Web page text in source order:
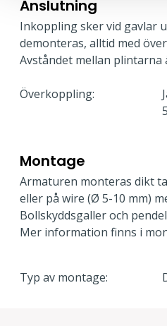
Anslutning
Inkoppling sker vid gavlar
demonteras, alltid med
Avståndet mellan plintarna
Överkoppling:
Montage
Armaturen monteras dikt
eller på wire (Ø 5-10 mm)
Bollskyddsgaller och
Mer information finns i
Typ av montage: